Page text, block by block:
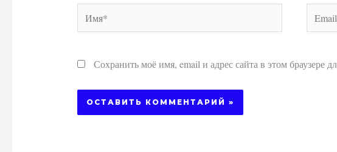
Сохранить моё имя, email и адрес сайта в этом браузере